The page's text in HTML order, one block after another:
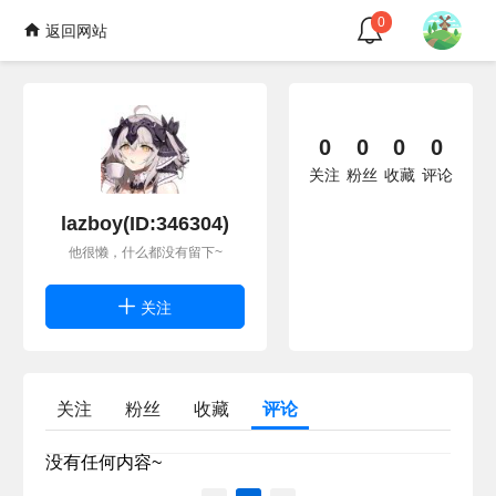
返回网站 0
lazboy(ID:346304)
他很懒，什么都没有留下~
关注
0
关注
0
粉丝
0
收藏
0
评论
关注 粉丝 收藏 评论
没有任何内容~